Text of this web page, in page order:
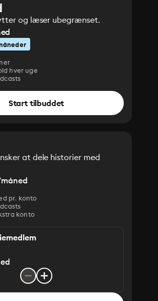
og læser ubegrænset.
hver uge
Start tilbuddet
at dele historier med
pr. konto
konto